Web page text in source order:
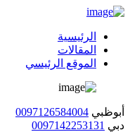
الرئيسية
المقالات
الموقع الرئيسي
أبوظبي 0097126584004
دبي 0097142253131